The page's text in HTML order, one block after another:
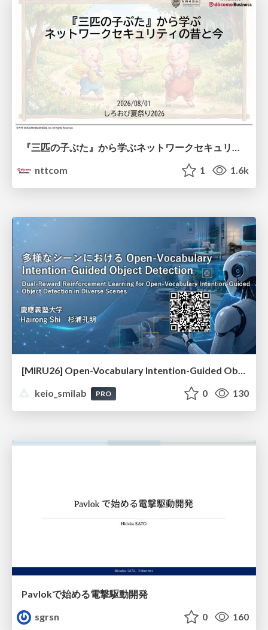
『三匹の子ぶた』から学ぶネットワークセキュリティの昔と今 / Network Security: Then and Now Through the Lens of The Three Little Pigs
nttcom
1 1.6k
[MIRU26] Open-Vocabulary Intention-Guided Object Detection in Diverse Scenes
keio_smilab
PRO 0 130
Pavlokで始める電撃駆動開発
sgrsn
0 160